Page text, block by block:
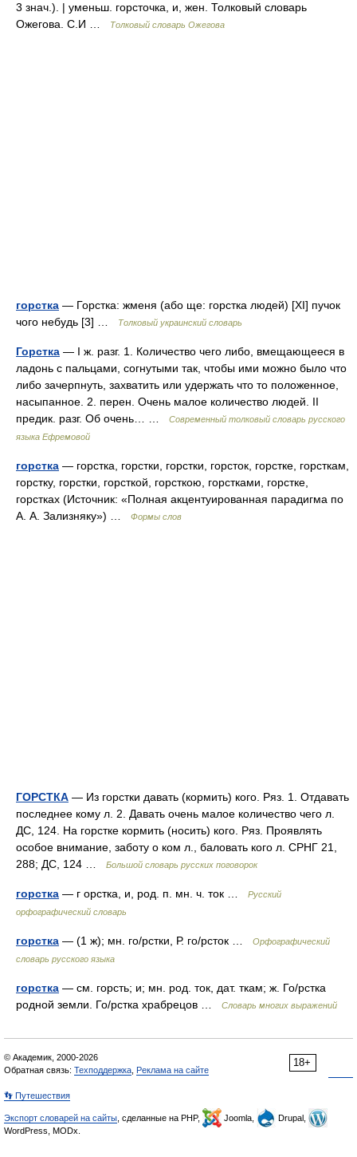
3 знач.). | уменьш. горсточка, и, жен. Толковый словарь
Ожегова. С.И …
Толковый словарь Ожегова
горстка — Горстка: жменя (або ще: горстка людей) [XI] пучок
чого небудь [3] …
Толковый украинский словарь
Горстка — I ж. разг. 1. Количество чего либо, вмещающееся в
ладонь с пальцами, согнутыми так, чтобы ими можно было что
либо зачерпнуть, захватить или удержать что то положенное,
насыпанное. 2. перен. Очень малое количество людей. II
предик. разг. Об очень… …
Современный толковый словарь русского
языка Ефремовой
горстка — горстка, горстки, горстки, горсток, горстке, горсткам,
горстку, горстки, горсткой, горсткою, горстками, горстке,
горстках (Источник: «Полная акцентуированная парадигма по
А. А. Зализняку») …
Формы слов
ГОРСТКА — Из горстки давать (кормить) кого. Ряз. 1. Отдавать
последнее кому л. 2. Давать очень малое количество чего л.
ДС, 124. На горстке кормить (носить) кого. Ряз. Проявлять
особое внимание, заботу о ком л., баловать кого л. СРНГ 21,
288; ДС, 124 …
Большой словарь русских поговорок
горстка — г орстка, и, род. п. мн. ч. ток …
Русский
орфографический словарь
горстка — (1 ж); мн. го/рстки, Р. го/рсток …
Орфографический
словарь русского языка
горстка — см. горсть; и; мн. род. ток, дат. ткам; ж. Го/рстка
родной земли. Го/рстка храбрецов …
Словарь многих выражений
18+
© Академик, 2000-2026
Обратная связь: Техподдержка Реклама на сайте
👣 Путешествия
Экспорт словарей на сайты , сделанные на PHP, Joomla,
Drupal,
WordPress, MODx.